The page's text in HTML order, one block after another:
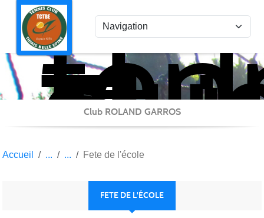
Club ROLAND GARROS
Accueil Fete de l'école
FETE DE L'ÉCOLE
Panneau de gestion des cookies